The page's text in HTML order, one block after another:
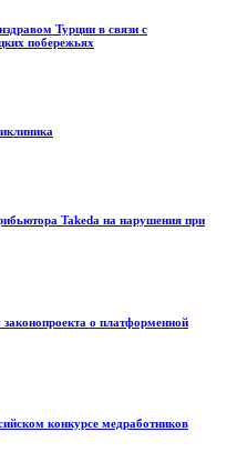
Турции в связи с
побережьях
Takeda на нарушения при
о платформенной
конкурсе медработников